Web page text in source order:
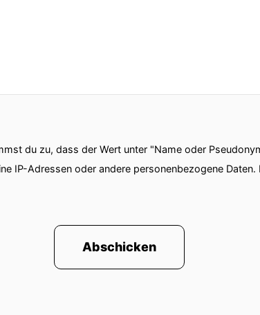
du zu, dass der Wert unter "Name oder
IP-Adressen oder andere personenbezogene
Abschicken